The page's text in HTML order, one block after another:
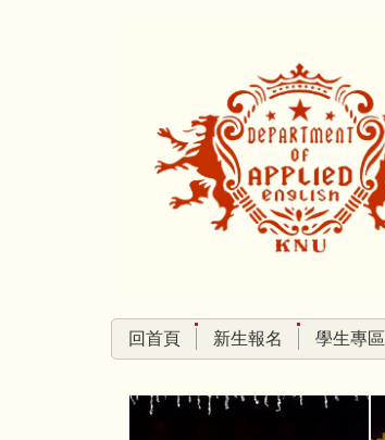
回首頁 新生報名 學生專區